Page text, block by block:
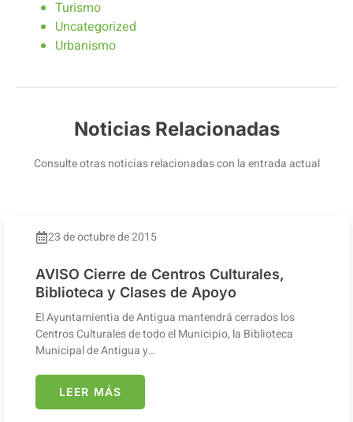
Turismo
Uncategorized
Urbanismo
Noticias Relacionadas
Consulte otras noticias relacionadas con la entrada actual
23 de octubre de 2015
AVISO Cierre de Centros Culturales,
Biblioteca y Clases de Apoyo
El Ayuntamientia de Antigua mantendrá cerrados los
Centros Culturales de todo el Municipio, la Biblioteca
Municipal de Antigua y…
LEER MÁS